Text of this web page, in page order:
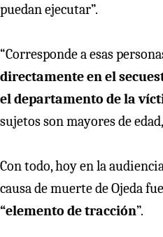
puedan ejecutar”.
“Corresponde a esas
directamente en el
el departamento de la
sujetos son mayores de
Con todo, hoy en la
causa de muerte de Ojeda fue
“elemento de tracción”.